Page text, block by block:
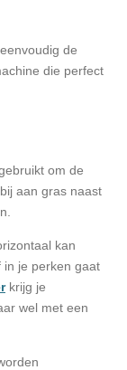
de
die perfect
om de
aan gras naast
kan
in je perken gaat
krijg je
wel met een